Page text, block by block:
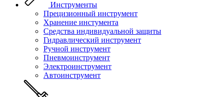
Инструменты
Прецизионный инструмент
Хранение инстумента
Средства индивидуальной защиты
Гидравлический инструмент
Ручной инструмент
Пневмоинструмент
Электроинструмент
Автоинструмент